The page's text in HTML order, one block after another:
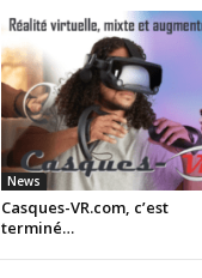
News
Casques-VR.com, c’est
terminé…